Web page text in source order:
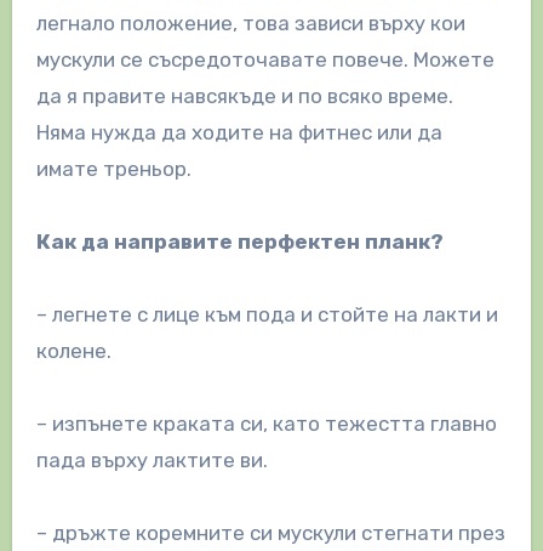
легнало положение, това зависи върху кои
мускули се съсредоточавате повече. Можете
да я правите навсякъде и по всяко време.
Няма нужда да ходите на фитнес или да
имате треньор.
Как да направите перфектен планк?
– легнете с лице към пода и стойте на лакти и
колене.
– изпънете краката си, като тежестта главно
пада върху лактите ви.
– дръжте коремните си мускули стегнати през